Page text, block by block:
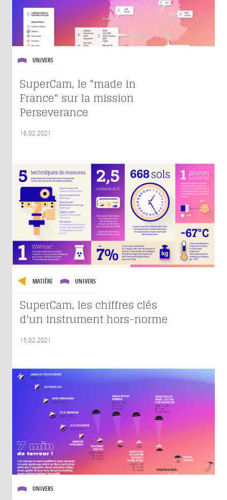
UNIVERS
SuperCam, le "made in
France" sur la mission
Perseverance
16.02.2021
MATIÈRE UNIVERS
SuperCam, les chiffres clés
d'un instrument hors-norme
15.02.2021
UNIVERS